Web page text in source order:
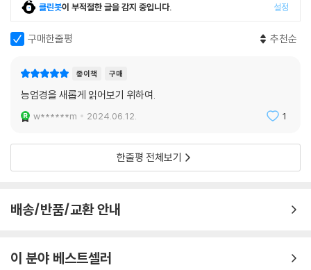
제4부 결경분: 경의 제목 … 297
제5부 조도분: 7취와 마사 … 305
1. 7취의 성립 … 307
1) 진여심과 7취 … 307
3) 정(情)과 상(想)에 따른 윤회의 길 … 314
2. 7취 … 320
1) 지옥취(地獄趣): 10습인(習因), 6교보(交報) … 321
2) 귀취(鬼趣) … 341
4) 인취(人趣) … 350
6) 천: 욕계6천·색계18천·무색계4천 … 360
클린봇이 부적절한 글을 감지 중입니다. 설정
구매한줄평 추천순
종이책 구매
능엄경을 새롭게 읽어보기 위하여.
w******m 2024.06.12. 1
한줄평 전체보기
배송/반품/교환 안내
이 분야 베스트셀러